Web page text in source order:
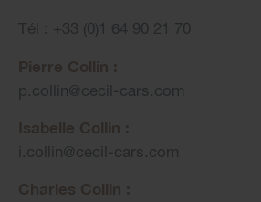
Tél : +33 (0)1 64 90 21 70
p.collin@ cecil-cars.com
i.collin@ cecil-cars.com